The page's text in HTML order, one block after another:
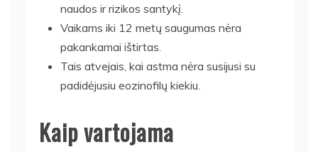
naudos ir rizikos santykį.
Vaikams iki 12 metų saugumas nėra
pakankamai ištirtas.
Tais atvejais, kai astma nėra susijusi su
padidėjusiu eozinofilų kiekiu.
Kaip vartojama